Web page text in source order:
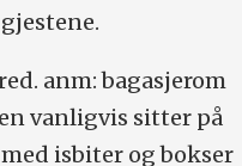
anm: bagasjerom
vanligvis sitter på
isbiter og bokser